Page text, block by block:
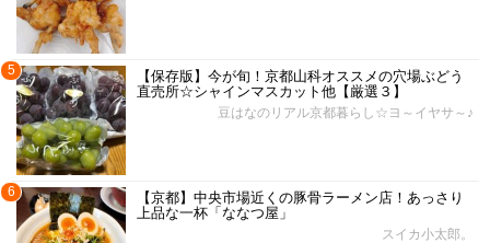
5
【保存版】今が旬！京都山科オススメの穴場ぶどう
直売所☆シャインマスカット他【厳選３】
豆はなのリアル京都暮らし☆ヨ～イヤサ～♪
6
【京都】中央市場近くの豚骨ラーメン店！あっさり
上品な一杯「ななつ屋」
スイカ小太郎。